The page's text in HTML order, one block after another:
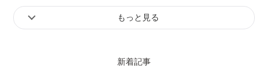
もっと見る
新着記事